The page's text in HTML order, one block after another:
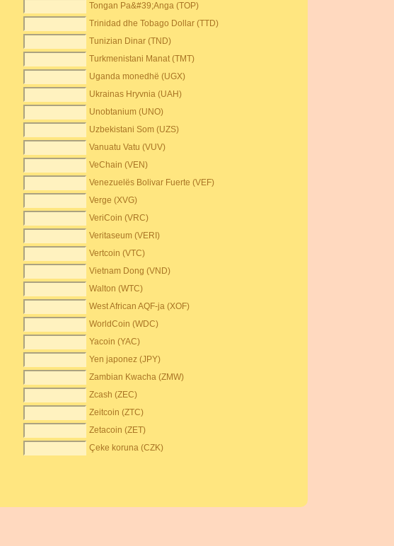
Tongan Pa&#39;Anga (TOP)
Trinidad dhe Tobago Dollar (TTD)
Tunizian Dinar (TND)
Turkmenistani Manat (TMT)
Uganda monedhë (UGX)
Ukrainas Hryvnia (UAH)
Unobtanium (UNO)
Uzbekistani Som (UZS)
Vanuatu Vatu (VUV)
VeChain (VEN)
Venezuelës Bolivar Fuerte (VEF)
Verge (XVG)
VeriCoin (VRC)
Veritaseum (VERI)
Vertcoin (VTC)
Vietnam Dong (VND)
Walton (WTC)
West African AQF-ja (XOF)
WorldCoin (WDC)
Yacoin (YAC)
Yen japonez (JPY)
Zambian Kwacha (ZMW)
Zcash (ZEC)
Zeitcoin (ZTC)
Zetacoin (ZET)
Çeke koruna (CZK)